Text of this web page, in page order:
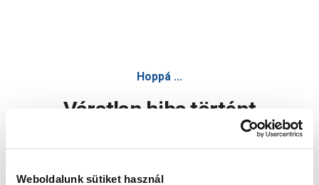
Weboldalunk sütiket használ
Hoppá ...
Váratlan hiba történt